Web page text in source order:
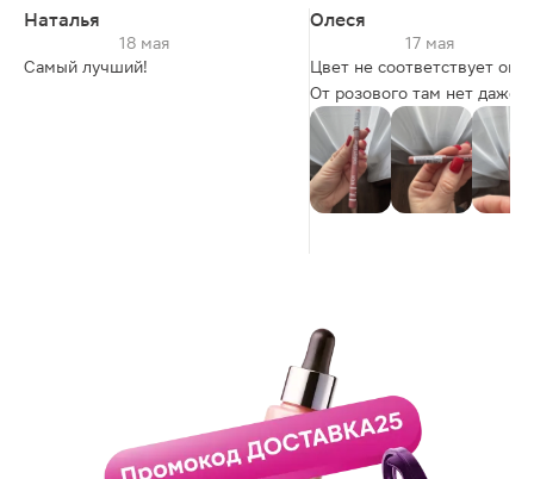
Наталья
18 мая
Самый лучший!
Олеся
17 мая
Цвет не соответствует
От розового там нет даже
намека.
Твердей для губ, плохо
контур.